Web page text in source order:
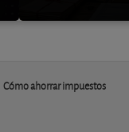
Cómo ahorrar impuestos